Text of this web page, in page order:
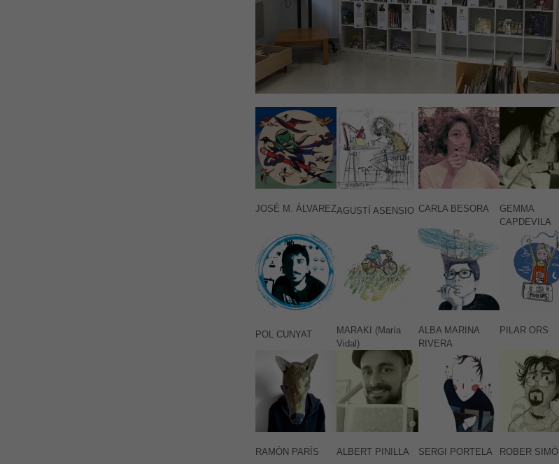
JOSÉ M. ÁLVAREZAGUSTÍ ASENSIO CARLA BESORA
GEMMA
CAPDEVILA
POL CUNYAT
MARAKI (María
Vidal)
ALBA MARINA
RIVERA
PILAR ORS
RAMÓN PARÍS ALBERT PINILLA SERGI PORTELA ROBER SIMÓ